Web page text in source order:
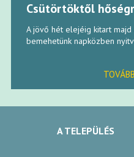
Csütörtöktől
A jövő hét elejéig kitart majd
bemehetünk napközben
A TELEPÜLÉS